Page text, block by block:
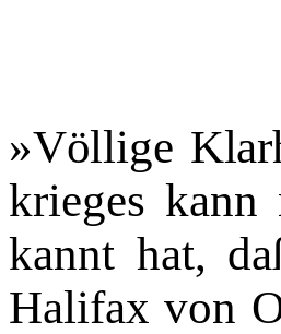
»Völlige
krieges
kannt hat,
Halifax von